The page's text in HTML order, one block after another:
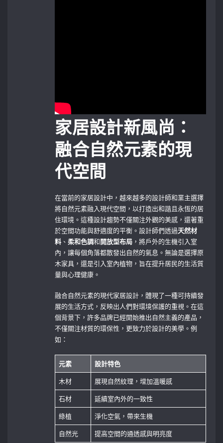
家居設計新風尚：
融合自然元素的現
代空間
在當前的家居設計中，越來越多的設計師和業主選擇
將自然元素融入現代空間，以打造出和諧且永恆的居
住環境。這種設計趨勢不僅關注外觀的美感，還著重
於空間功能與舒適度的平衡。設計師們透過天然材
料 、柔和色調和開放型布局 ，將戶外的生機引入室
內，讓每個角落都散發出自然的氣息。無論是選擇原
木家具，還是引入室內植物，旨在提升居民的生活質
量與心理健康。
融合自然元素的現代家居設計，體現了一種可持續發
展的生活方式，反映出人們對環境保護的重視。在這
個背景下，許多品牌已經開始推出自然主義的產品，
不僅關注材質的環保性，更致力於設計的美學。例
如：
元素
設計特色
木材
展現自然紋理，增加溫暖感
石材
延續室內外的一致性
綠植
淨化空氣，帶來生機
自然光
提高空間的通透感與明亮度